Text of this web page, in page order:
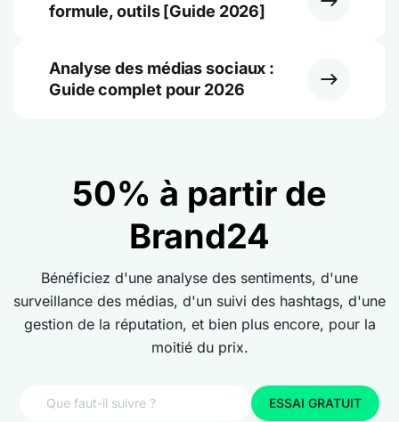
formule, outils [Guide 2026]
Analyse des médias sociaux :
Guide complet pour 2026
50% à partir de
Brand24
Bénéficiez d'une analyse des sentiments, d'une
surveillance des médias, d'un suivi des hashtags, d'une
gestion de la réputation, et bien plus encore, pour la
moitié du prix.
ESSAI GRATUIT